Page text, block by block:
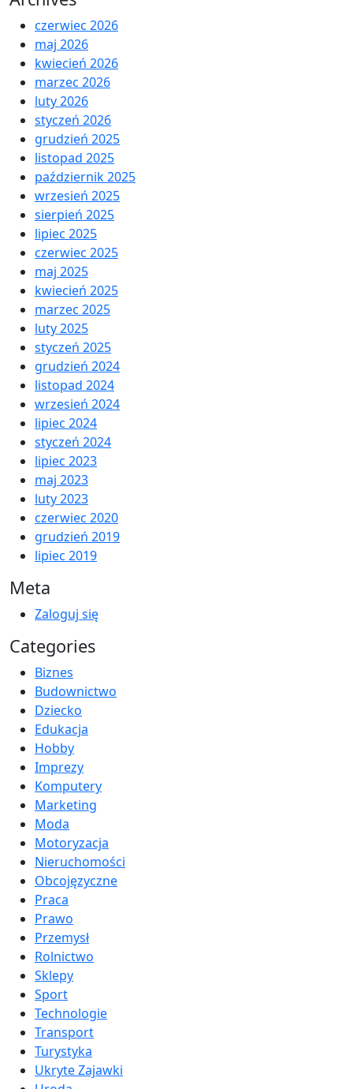
czerwiec 2026
maj 2026
kwiecień 2026
marzec 2026
luty 2026
styczeń 2026
grudzień 2025
listopad 2025
październik 2025
wrzesień 2025
sierpień 2025
lipiec 2025
czerwiec 2025
maj 2025
kwiecień 2025
marzec 2025
luty 2025
styczeń 2025
grudzień 2024
listopad 2024
wrzesień 2024
lipiec 2024
styczeń 2024
lipiec 2023
maj 2023
luty 2023
czerwiec 2020
grudzień 2019
lipiec 2019
Meta
Zaloguj się
Categories
Biznes
Budownictwo
Dziecko
Edukacja
Hobby
Imprezy
Komputery
Marketing
Moda
Motoryzacja
Nieruchomości
Obcojęzyczne
Praca
Prawo
Przemysł
Rolnictwo
Sklepy
Sport
Technologie
Transport
Turystyka
Ukryte Zajawki